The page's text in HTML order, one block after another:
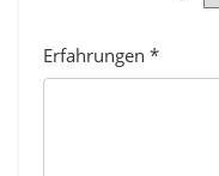
Erfahrungen *